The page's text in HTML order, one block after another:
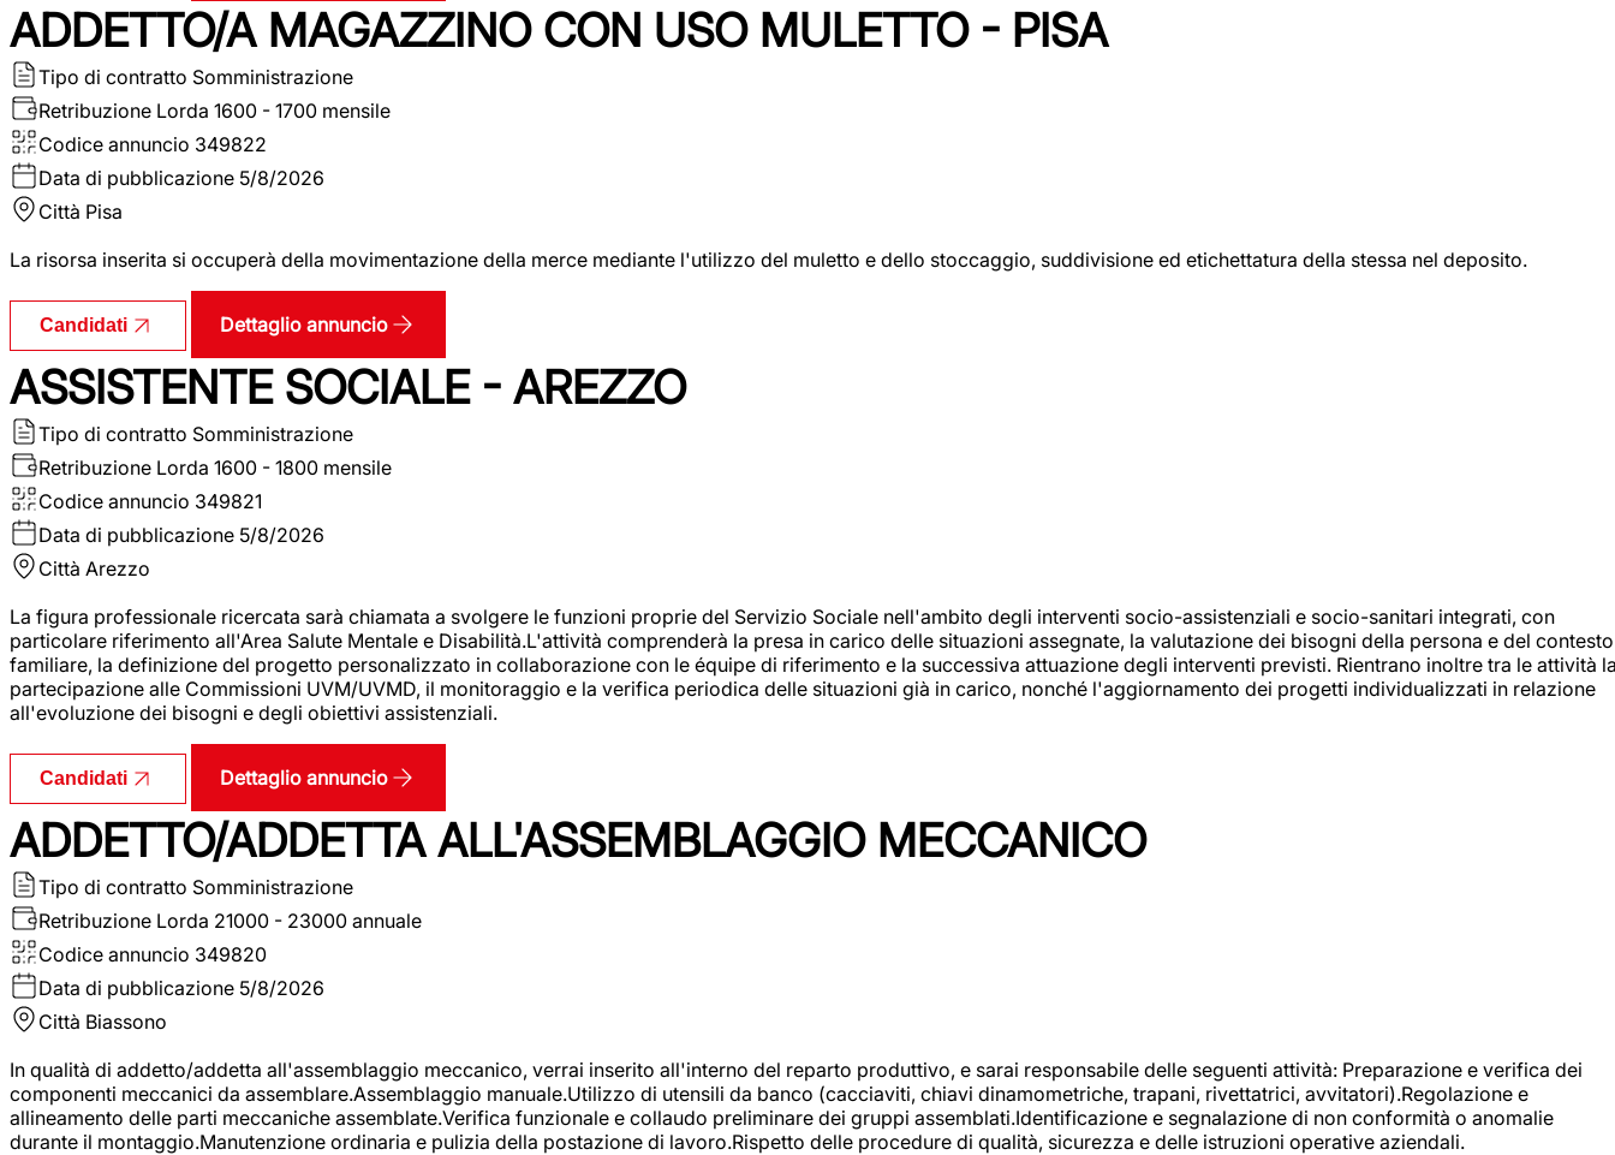
ADDETTO/A MAGAZZINO CON USO MULETTO - PISA
Tipo di contratto Somministrazione
Retribuzione Lorda 1600 - 1700 mensile
Codice annuncio 349822
Data di pubblicazione 5/8/2026
Città Pisa
La risorsa inserita si occuperà della movimentazione della merce mediante l'utilizzo del muletto e dello stoccaggio, suddivisione ed etichettatura della stessa nel deposito.
Candidati Dettaglio annuncio
ASSISTENTE SOCIALE - AREZZO
Tipo di contratto Somministrazione
Retribuzione Lorda 1600 - 1800 mensile
Codice annuncio 349821
Data di pubblicazione 5/8/2026
Città Arezzo
La figura professionale ricercata sarà chiamata a svolgere le funzioni proprie del Servizio Sociale nell'ambito degli interventi socio-assistenziali e socio-sanitari integrati, con
particolare riferimento all'Area Salute Mentale e Disabilità.L'attività comprenderà la presa in carico delle situazioni assegnate, la valutazione dei bisogni della persona e del contesto
familiare, la definizione del progetto personalizzato in collaborazione con le équipe di riferimento e la successiva attuazione degli interventi previsti. Rientrano inoltre tra le attività
partecipazione alle Commissioni UVM/UVMD, il monitoraggio e la verifica periodica delle situazioni già in carico, nonché l'aggiornamento dei progetti individualizzati in relazione
all'evoluzione dei bisogni e degli obiettivi assistenziali.
Candidati Dettaglio annuncio
ADDETTO/ADDETTA ALL'ASSEMBLAGGIO MECCANICO
Tipo di contratto Somministrazione
Retribuzione Lorda 21000 - 23000 annuale
Codice annuncio 349820
Data di pubblicazione 5/8/2026
Città Biassono
In qualità di addetto/addetta all'assemblaggio meccanico, verrai inserito all'interno del reparto produttivo, e sarai responsabile delle seguenti attività: Preparazione e verifica dei
componenti meccanici da assemblare.Assemblaggio manuale.Utilizzo di utensili da banco (cacciaviti, chiavi dinamometriche, trapani, rivettatrici, avvitatori).Regolazione e
allineamento delle parti meccaniche assemblate.Verifica funzionale e collaudo preliminare dei gruppi assemblati.Identificazione e segnalazione di non conformità o anomalie
durante il montaggio.Manutenzione ordinaria e pulizia della postazione di lavoro.Rispetto delle procedure di qualità, sicurezza e delle istruzioni operative aziendali.